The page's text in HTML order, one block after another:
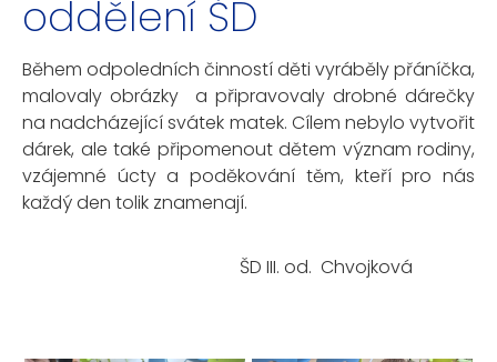
oddělení ŠD
Během odpoledních činností děti vyráběly přáníčka,
malovaly obrázky a připravovaly drobné dárečky
na nadcházející svátek matek. Cílem nebylo vytvořit
dárek, ale také připomenout dětem význam rodiny,
vzájemné úcty a poděkování těm, kteří pro nás
každý den tolik znamenají.
ŠD III. od. Chvojková